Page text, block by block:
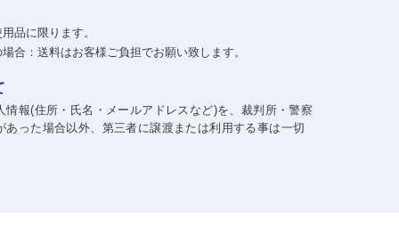
品に限ります。
合：送料はお客様ご負担でお願い致します。
情報(住所・氏名・メールアドレスなど)を、裁判所・警察
った場合以外、第三者に譲渡または利用する事は一切